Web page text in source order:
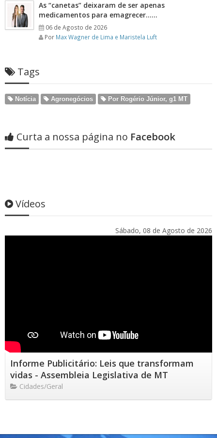
As “canetas” deixaram de ser apenas
medicamentos para emagrecer……
06 de Agosto de 2026
Por Max Wagner de Lima e Maristela Luft
Tags
Notícia Agronegócios Por Rogério Júnior, g1 MT
Curta a nossa página no Facebook
Vídeos
Sábado, 08 de Agosto de 2026
Informe Publicitário: Leis que transformam
vidas - Assembleia Legislativa de MT
Cidades/Geral